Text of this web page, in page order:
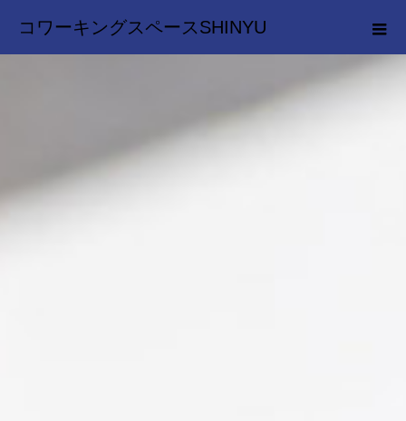
コワーキングスペースSHINYU